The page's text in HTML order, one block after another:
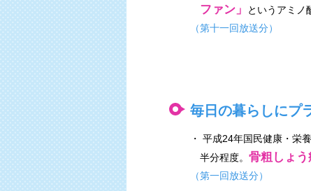
ファン」
というアミノ
（第十一回放送分）
毎日の暮らしにプ
・ 平成24年国民健康・栄
半分程度。骨粗しょ
（第一回放送分）